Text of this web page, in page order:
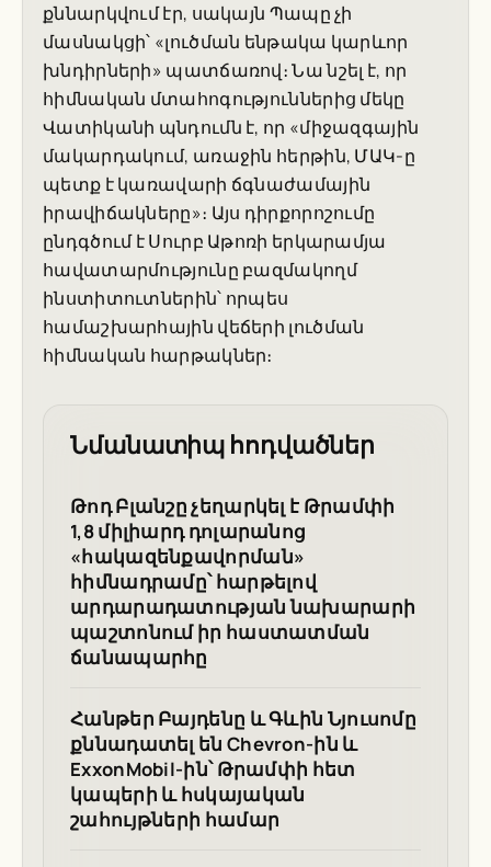
քննարկվում էր, սակայն Պապը չի
մասնակցի՝ «լուծման ենթակա կարևոր
խնդիրների» պատճառով։ Նա նշել է, որ
հիմնական մտահոգություններից մեկը
Վատիկանի պնդումն է, որ «միջազգային
մակարդակում, առաջին հերթին, ՄԱԿ-ը
պետք է կառավարի ճգնաժամային
իրավիճակները»։ Այս դիրքորոշումը
ընդգծում է Սուրբ Աթոռի երկարամյա
հավատարմությունը բազմակողմ
ինստիտուտներին՝ որպես
համաշխարհային վեճերի լուծման
հիմնական հարթակներ։
Նմանատիպ հոդվածներ
Թոդ Բլանշը չեղարկել է Թրամփի
1,8 միլիարդ դոլարանոց
«հակազենքավորման»
հիմնադրամը՝ հարթելով
արդարադատության նախարարի
պաշտոնում իր հաստատման
ճանապարհը
Հանթեր Բայդենը և Գևին Նյուսոմը
քննադատել են Chevron-ին և
ExxonMobil-ին՝ Թրամփի հետ
կապերի և հսկայական
շահույթների համար